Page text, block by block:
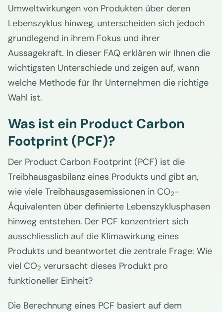
Umweltwirkungen von Produkten über deren
Lebenszyklus hinweg, unterscheiden sich jedoch
grundlegend in ihrem Fokus und ihrer
Aussagekraft. In dieser FAQ erklären wir Ihnen die
wichtigsten Unterschiede und zeigen auf, wann
welche Methode für Ihr Unternehmen die richtige
Wahl ist.
Was ist ein Product Carbon
Footprint (PCF)?
Der Product Carbon Footprint (PCF) ist die
Treibhausgasbilanz eines Produkts und gibt an,
wie viele Treibhausgasemissionen in CO2-
Äquivalenten über definierte Lebenszyklusphasen
hinweg entstehen. Der PCF konzentriert sich
ausschliesslich auf die Klimawirkung eines
Produkts und beantwortet die zentrale Frage: Wie
viel CO2 verursacht dieses Produkt pro
funktioneller Einheit?
Die Berechnung eines PCF basiert auf dem